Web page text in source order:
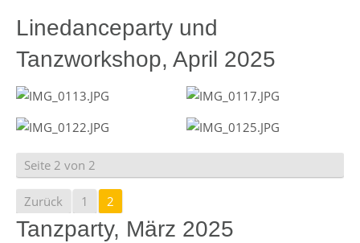
Linedanceparty und
Tanzworkshop, April 2025
Seite 2 von 2
Zurück 1 2
Tanzparty, März 2025